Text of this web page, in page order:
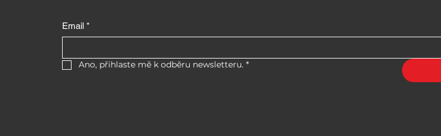
Email *
Ano, přihlaste mě k odběru newsletteru. *